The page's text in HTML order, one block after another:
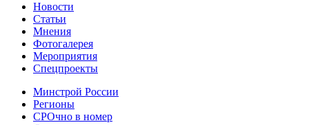
Новости
Статьи
Мнения
Фотогалерея
Мероприятия
Спецпроекты
Минстрой России
Регионы
СРОчно в номер